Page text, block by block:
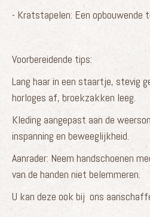
- Kratstapelen: Een opbouwende
Voorbereidende tips:
Lang haar in een staartje, stevig
horloges af, broekzakken leeg.
Kleding aangepast aan de
inspanning en beweeglijkheid.
Aanrader: Neem handschoenen
van de handen niet belemmeren.
U kan deze ook bij ons